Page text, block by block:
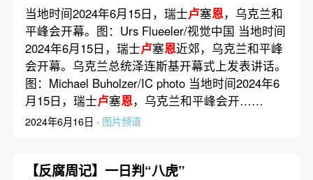
当地时间2024年6月15日，瑞士卢塞恩，乌克兰和
平峰会开幕。图：Urs Flueeler/视觉中国 当地时间
2024年6月15日，瑞士卢塞恩近郊，乌克兰和平峰
会开幕。乌克兰总统泽连斯基开幕式上发表讲话。
图：Michael Buholzer/IC photo 当地时间2024年6
月15日，瑞士卢塞恩，乌克兰和平峰会开……
2024年6月16日 · 图片频道
【反腐周记】一日判“八虎”